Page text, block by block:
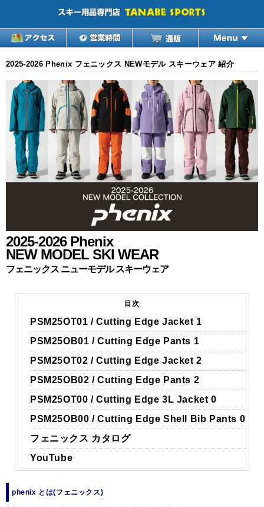
2025-2026 Phenix フェニックス NEWモデル スキーウェア 紹介
2025-2026 Phenix
NEW MODEL SKI WEAR
フェニックス ニューモデル スキーウェア
目次
PSM25OT01 / Cutting Edge Jacket 1
PSM25OB01 / Cutting Edge Pants 1
PSM25OT02 / Cutting Edge Jacket 2
PSM25OB02 / Cutting Edge Pants 2
PSM25OT00 / Cutting Edge 3L Jacket 0
PSM25OB00 / Cutting Edge Shell Bib Pants 0
フェニックス カタログ
YouTube
phenix とは(フェニックス)